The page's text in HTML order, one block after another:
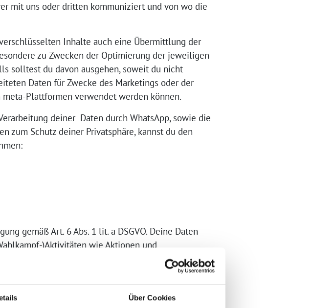
Über Cookies
mit uns oder dritten kommuniziert und von wo die
Inhalte auch eine Übermittlung der
zu Zwecken der Optimierung der jeweiligen
solltest du davon ausgehen, soweit du nicht
Daten für Zwecke des Marketings oder der
Plattformen verwendet werden können.
deiner Daten durch WhatsApp, sowie die
zum Schutz deiner Privatsphäre, kannst du den
gemäß Art. 6 Abs. 1 lit. a DSGVO. Deine Daten
)Aktivitäten wie Aktionen und
folgende Daten: